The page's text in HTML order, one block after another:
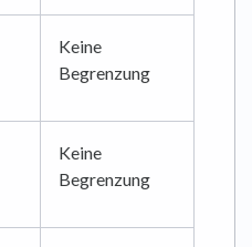
Keine
Begrenzung
Keine
Begrenzung